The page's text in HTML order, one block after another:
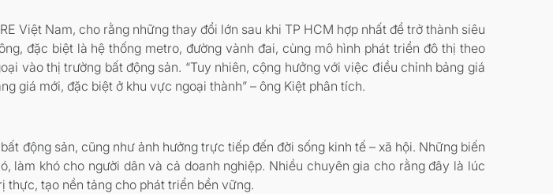
Việt Nam, cho rằng những thay đổi lớn sau khi TP HCM hợp nhất để trở thành siêu
đặc biệt là hệ thống metro, đường vành đai, cùng mô hình phát triển đô thị theo
vào thị trường bất động sản. “Tuy nhiên, cộng hưởng với việc điều chỉnh bảng giá
giá mới, đặc biệt ở khu vực ngoại thành” – ông Kiệt phân tích.
động sản, cũng như ảnh hưởng trực tiếp đến đời sống kinh tế – xã hội. Những biến
làm khó cho người dân và cả doanh nghiệp. Nhiều chuyên gia cho rằng đây là lúc
thực, tạo nền tảng cho phát triển bền vững.